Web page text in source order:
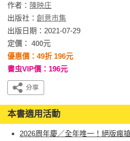
作者： 陳映庄
出版社： 創意市集
出版日期：2021-07-29
定價： 400元
優惠價：49折 196元
書虫VIP價：196元
本書適用活動
2026周年慶／全年唯一！絕版瘋